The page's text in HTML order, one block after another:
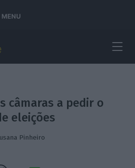
MENU
câmaras a pedir o
eleições
Pinheiro